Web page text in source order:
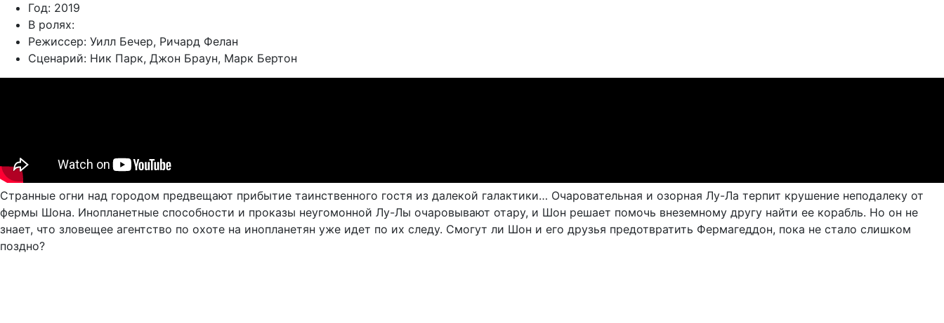
Год: 2019
В ролях:
Режиссер: Уилл Бечер, Ричард Фелан
Сценарий: Ник Парк, Джон Браун, Марк Бертон
Странные огни над городом предвещают прибытие таинственного гостя из далекой галактики… Очаровательная и озорная Лу-Ла терпит крушение неподалеку от
фермы Шона. Инопланетные способности и проказы неугомонной Лу-Лы очаровывают отару, и Шон решает помочь внеземному другу найти ее корабль. Но он не
знает, что зловещее агентство по охоте на инопланетян уже идет по их следу. Смогут ли Шон и его друзья предотвратить Фермагеддон, пока не стало слишком
поздно?